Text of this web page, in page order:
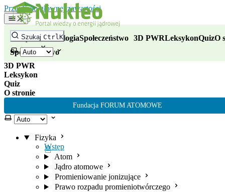
Przejdź do głównej zawartości
Szukaj CtrlK
FizykaTechnologiaSpołeczeństwo 3D PWRLeksykonQuizO
Wybierz motyw
Fizyka
Wstęp
Atom
Jądro atomowe
Promieniowanie jonizujące
Prawo rozpadu promieniotwórczego
Fizyka
Technologia
Społeczeństwo
3D PWR
Leksykon
Quiz
O stronie
Fundacja FORUM ATOMOWE
Wybierz motyw